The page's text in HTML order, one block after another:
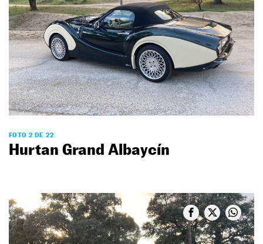
FOTO 2 DE 22
Hurtan Grand Albaycín